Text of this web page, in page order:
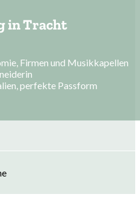
in Tracht
Firmen und Musikkapellen
perfekte Passform